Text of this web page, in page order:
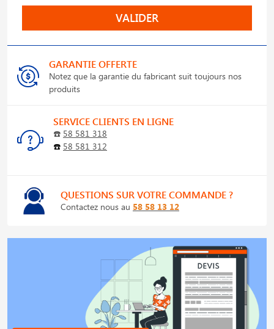
VALIDER
GARANTIE OFFERTE
Notez que la garantie du fabricant suit toujours nos
produits
SERVICE CLIENTS EN LIGNE
☎️ 58 581 318
☎️ 58 581 312
QUESTIONS SUR VOTRE COMMANDE ?
Contactez nous au 58 58 13 12